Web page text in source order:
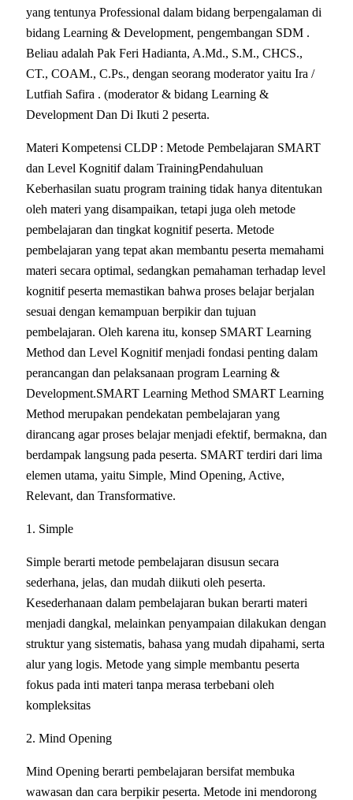
yang tentunya Professional dalam bidang berpengalaman di
bidang Learning & Development, pengembangan SDM .
Beliau adalah Pak Feri Hadianta, A.Md., S.M., CHCS.,
CT., COAM., C.Ps., dengan seorang moderator yaitu Ira /
Lutfiah Safira . (moderator & bidang Learning &
Development Dan Di Ikuti 2 peserta.
Materi Kompetensi CLDP : Metode Pembelajaran SMART
dan Level Kognitif dalam TrainingPendahuluan
Keberhasilan suatu program training tidak hanya ditentukan
oleh materi yang disampaikan, tetapi juga oleh metode
pembelajaran dan tingkat kognitif peserta. Metode
pembelajaran yang tepat akan membantu peserta memahami
materi secara optimal, sedangkan pemahaman terhadap level
kognitif peserta memastikan bahwa proses belajar berjalan
sesuai dengan kemampuan berpikir dan tujuan
pembelajaran. Oleh karena itu, konsep SMART Learning
Method dan Level Kognitif menjadi fondasi penting dalam
perancangan dan pelaksanaan program Learning &
Development.SMART Learning Method SMART Learning
Method merupakan pendekatan pembelajaran yang
dirancang agar proses belajar menjadi efektif, bermakna, dan
berdampak langsung pada peserta. SMART terdiri dari lima
elemen utama, yaitu Simple, Mind Opening, Active,
Relevant, dan Transformative.
1. Simple
Simple berarti metode pembelajaran disusun secara
sederhana, jelas, dan mudah diikuti oleh peserta.
Kesederhanaan dalam pembelajaran bukan berarti materi
menjadi dangkal, melainkan penyampaian dilakukan dengan
struktur yang sistematis, bahasa yang mudah dipahami, serta
alur yang logis. Metode yang simple membantu peserta
fokus pada inti materi tanpa merasa terbebani oleh
kompleksitas
2. Mind Opening
Mind Opening berarti pembelajaran bersifat membuka
wawasan dan cara berpikir peserta. Metode ini mendorong